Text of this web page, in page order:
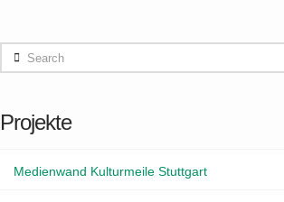
Search
Projekte
Medienwand Kulturmeile Stuttgart